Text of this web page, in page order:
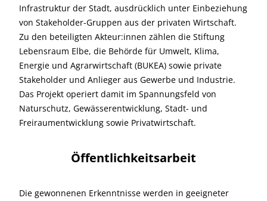
Infrastruktur der Stadt, ausdrücklich unter Einbeziehung
von Stakeholder-Gruppen aus der privaten Wirtschaft.
Zu den beteiligten Akteur:innen zählen die Stiftung
Lebensraum Elbe, die Behörde für Umwelt, Klima,
Energie und Agrarwirtschaft (BUKEA) sowie private
Stakeholder und Anlieger aus Gewerbe und Industrie.
Das Projekt operiert damit im Spannungsfeld von
Naturschutz, Gewässerentwicklung, Stadt- und
Freiraumentwicklung sowie Privatwirtschaft.
Öffentlichkeitsarbeit
Die gewonnenen Erkenntnisse werden in geeigneter